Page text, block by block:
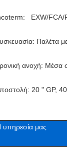
EXW/FCA/
Παλέτα
ανοχή: Μέσα
20 " GP,
υπηρεσία μας